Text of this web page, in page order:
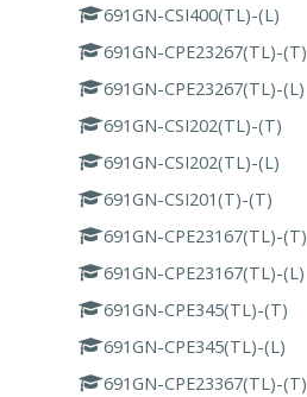
691GN-CSI400(TL)-(L)
691GN-CPE23267(TL)-(T)
691GN-CPE23267(TL)-(L)
691GN-CSI202(TL)-(T)
691GN-CSI202(TL)-(L)
691GN-CSI201(T)-(T)
691GN-CPE23167(TL)-(T)
691GN-CPE23167(TL)-(L)
691GN-CPE345(TL)-(T)
691GN-CPE345(TL)-(L)
691GN-CPE23367(TL)-(T)